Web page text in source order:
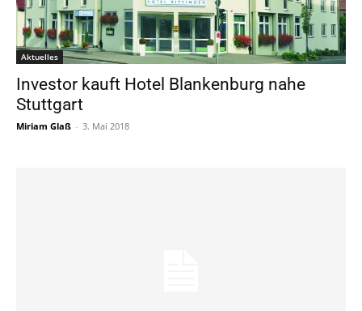
Aktuelles
Investor kauft Hotel Blankenburg nahe
Stuttgart
Miriam Glaß - 3. Mai 2018